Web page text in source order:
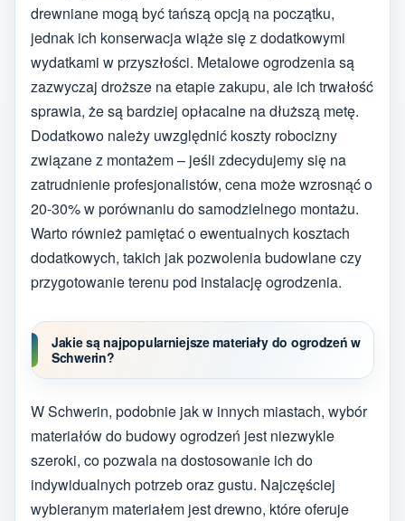
drewniane mogą być tańszą opcją na początku,
jednak ich konserwacja wiąże się z dodatkowymi
wydatkami w przyszłości. Metalowe ogrodzenia są
zazwyczaj droższe na etapie zakupu, ale ich trwałość
sprawia, że są bardziej opłacalne na dłuższą metę.
Dodatkowo należy uwzględnić koszty robocizny
związane z montażem – jeśli zdecydujemy się na
zatrudnienie profesjonalistów, cena może wzrosnąć o
20-30% w porównaniu do samodzielnego montażu.
Warto również pamiętać o ewentualnych kosztach
dodatkowych, takich jak pozwolenia budowlane czy
przygotowanie terenu pod instalację ogrodzenia.
Jakie są najpopularniejsze materiały do ogrodzeń w
Schwerin?
W Schwerin, podobnie jak w innych miastach, wybór
materiałów do budowy ogrodzeń jest niezwykle
szeroki, co pozwala na dostosowanie ich do
indywidualnych potrzeb oraz gustu. Najczęściej
wybieranym materiałem jest drewno, które oferuje